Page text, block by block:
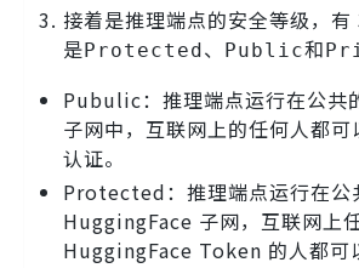
接着是推理端点的安全等级，
是 Protected 、 Public和
Pubulic：推理端点运行在公共
子网中，互联网上的任何人都
认证。
Protected：推理端点运行在公
HuggingFace 子网，互联网上
HuggingFace Token 的人都可